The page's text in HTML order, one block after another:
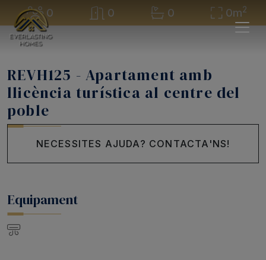
0 0 0 0m2
REVH125 - Apartament amb
llicència turística al centre del
poble
NECESSITES AJUDA? CONTACTA'NS!
Equipament